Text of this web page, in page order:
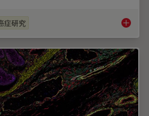
症研究 用大数